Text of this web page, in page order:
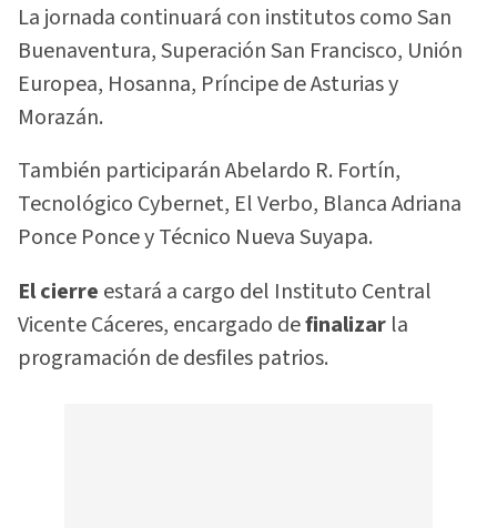
La jornada continuará con institutos como San
Buenaventura, Superación San Francisco, Unión
Europea, Hosanna, Príncipe de Asturias y
Morazán.
También participarán Abelardo R. Fortín,
Tecnológico Cybernet, El Verbo, Blanca Adriana
Ponce Ponce y Técnico Nueva Suyapa.
El cierre estará a cargo del Instituto Central
Vicente Cáceres, encargado definalizar la
programación de desfiles patrios.